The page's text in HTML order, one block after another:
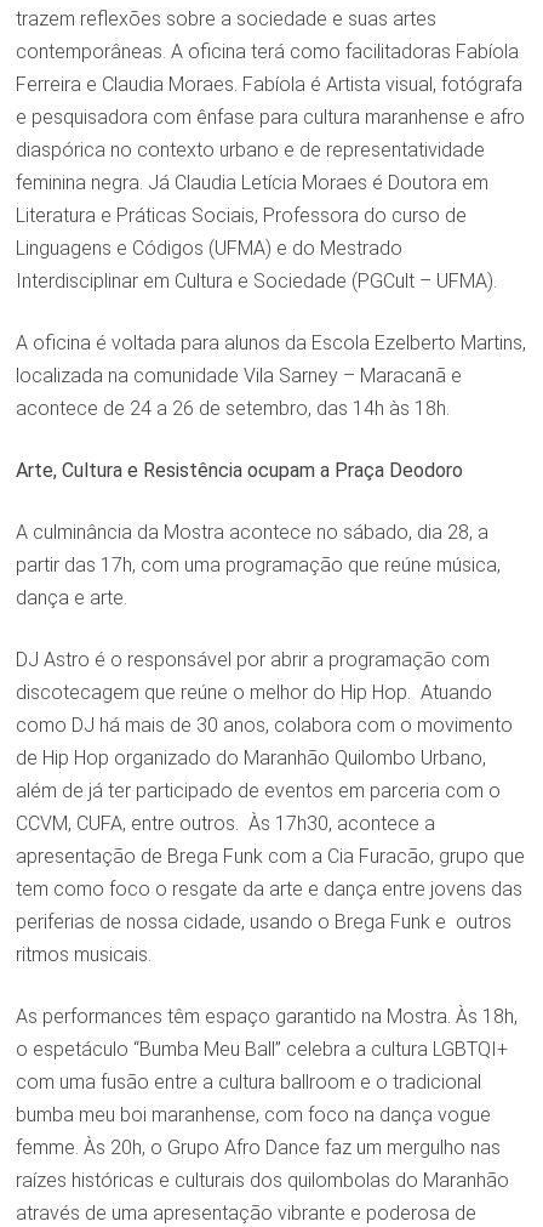
trazem reflexões sobre a sociedade e suas artes
contemporâneas. A oficina terá como facilitadoras Fabíola
Ferreira e Claudia Moraes. Fabíola é Artista visual, fotógrafa
e pesquisadora com ênfase para cultura maranhense e afro
diaspórica no contexto urbano e de representatividade
feminina negra. Já Claudia Letícia Moraes é Doutora em
Literatura e Práticas Sociais, Professora do curso de
Linguagens e Códigos (UFMA) e do Mestrado
Interdisciplinar em Cultura e Sociedade (PGCult – UFMA).
A oficina é voltada para alunos da Escola Ezelberto Martins,
localizada na comunidade Vila Sarney – Maracanã e
acontece de 24 a 26 de setembro, das 14h às 18h.
Arte, Cultura e Resistência ocupam a Praça Deodoro
A culminância da Mostra acontece no sábado, dia 28, a
partir das 17h, com uma programação que reúne música,
dança e arte.
DJ Astro é o responsável por abrir a programação com
discotecagem que reúne o melhor do Hip Hop. Atuando
como DJ há mais de 30 anos, colabora com o movimento
de Hip Hop organizado do Maranhão Quilombo Urbano,
além de já ter participado de eventos em parceria com o
CCVM, CUFA, entre outros. Às 17h30, acontece a
apresentação de Brega Funk com a Cia Furacão, grupo que
tem como foco o resgate da arte e dança entre jovens das
periferias de nossa cidade, usando o Brega Funk e outros
ritmos musicais.
As performances têm espaço garantido na Mostra. Às 18h,
o espetáculo “Bumba Meu Ball” celebra a cultura LGBTQI+
com uma fusão entre a cultura ballroom e o tradicional
bumba meu boi maranhense, com foco na dança vogue
femme. Às 20h, o Grupo Afro Dance faz um mergulho nas
raízes históricas e culturais dos quilombolas do Maranhão
através de uma apresentação vibrante e poderosa de